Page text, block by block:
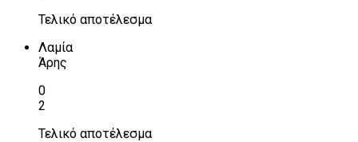
Τελικό αποτέλεσμα
Λαμία
Άρης
0
2
Τελικό αποτέλεσμα